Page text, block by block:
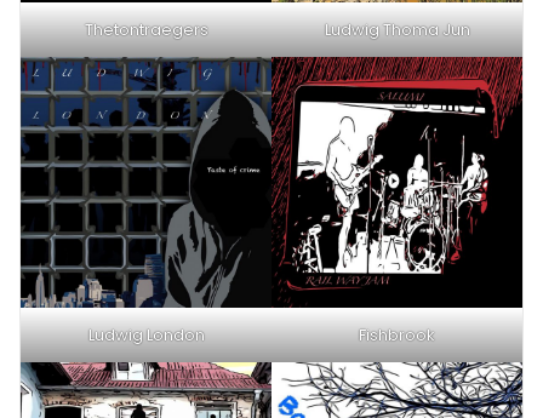
Thetontraegers Ludwig Thoma Jun
Ludwig London Fishbrook